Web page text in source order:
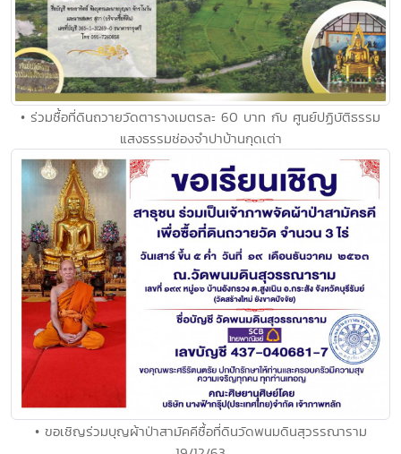
• ร่วมซื้อที่ดินถวายวัดตารางเมตรละ 60 บาท กับ ศูนย์ปฏิบัติธรรม
แสงธรรมช่องจำปาบ้านกุดเต่า
• ขอเชิญร่วมบุญผ้าป่าสามัคคีซื้อที่ดินวัดพนมดินสุวรรณาราม